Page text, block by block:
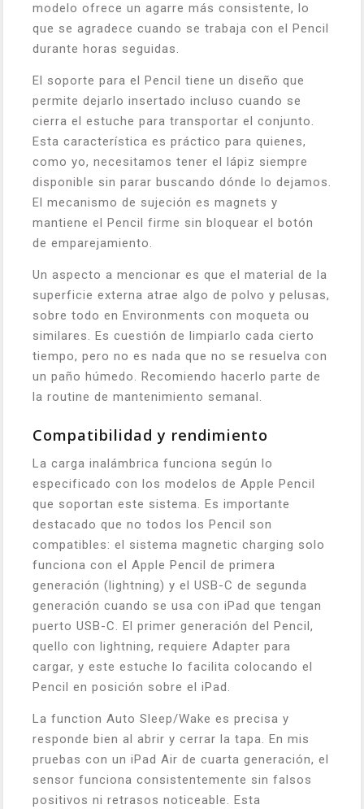
modelo ofrece un agarre más consistente, lo
que se agradece cuando se trabaja con el Pencil
durante horas seguidas.
El soporte para el Pencil tiene un diseño que
permite dejarlo insertado incluso cuando se
cierra el estuche para transportar el conjunto.
Esta característica es práctico para quienes,
como yo, necesitamos tener el lápiz siempre
disponible sin parar buscando dónde lo dejamos.
El mecanismo de sujeción es magnets y
mantiene el Pencil firme sin bloquear el botón
de emparejamiento.
Un aspecto a mencionar es que el material de la
superficie externa atrae algo de polvo y pelusas,
sobre todo en Environments con moqueta ou
similares. Es cuestión de limpiarlo cada cierto
tiempo, pero no es nada que no se resuelva con
un paño húmedo. Recomiendo hacerlo parte de
la routine de mantenimiento semanal.
Compatibilidad y rendimiento
La carga inalámbrica funciona según lo
especificado con los modelos de Apple Pencil
que soportan este sistema. Es importante
destacado que no todos los Pencil son
compatibles: el sistema magnetic charging solo
funciona con el Apple Pencil de primera
generación (lightning) y el USB-C de segunda
generación cuando se usa con iPad que tengan
puerto USB-C. El primer generación del Pencil,
quello con lightning, requiere Adapter para
cargar, y este estuche lo facilita colocando el
Pencil en posición sobre el iPad.
La function Auto Sleep/Wake es precisa y
responde bien al abrir y cerrar la tapa. En mis
pruebas con un iPad Air de cuarta generación, el
sensor funciona consistentemente sin falsos
positivos ni retrasos noticeable. Esta